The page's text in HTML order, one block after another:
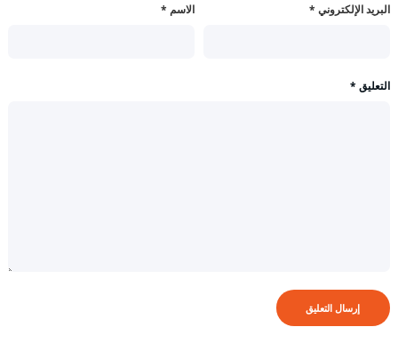
الاسم * البريد الإلكتروني *
التعليق *